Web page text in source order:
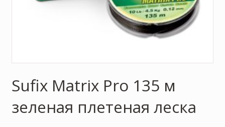
Sufix Matrix Pro 135 м
зеленая плетеная леска